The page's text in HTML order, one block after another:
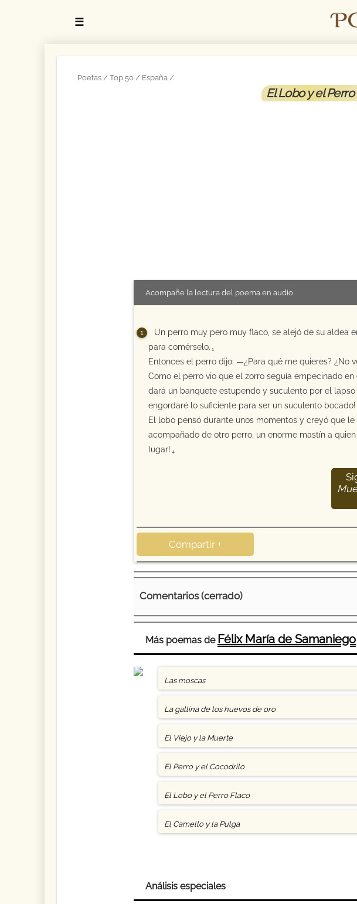
☰
Poetas Top 50 España
El Lobo y el
Acompañe la lectura del poema en audio
Un perro muy pero muy flaco, se alejó de su aldea
para comérselo. 1
Entonces el perro dijo: —¿Para qué me quieres? ¿No
Como el perro vio que el zorro seguía empecinado
dará un banquete estupendo y suculento por el
engordaré lo suficiente para ser un suculento bocado!
El lobo pensó durante unos momentos y creyó que
acompañado de otro perro, un enorme mastín a
lugar! 4
Compartir +
Comentarios (cerrado)
Más poemas de Félix María de Samaniego
Las moscas
La gallina de los huevos de oro
El Viejo y la Muerte
El Perro y el Cocodrilo
El Lobo y el Perro Flaco
El Camello y la Pulga
Análisis especiales